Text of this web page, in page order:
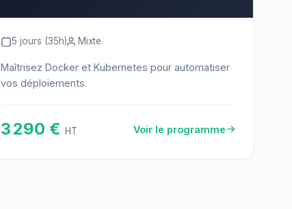
5 jours (35h) Mixte
Maîtrisez Docker et Kubernetes pour automatiser
vos déploiements.
3 290 €HT Voir le programme